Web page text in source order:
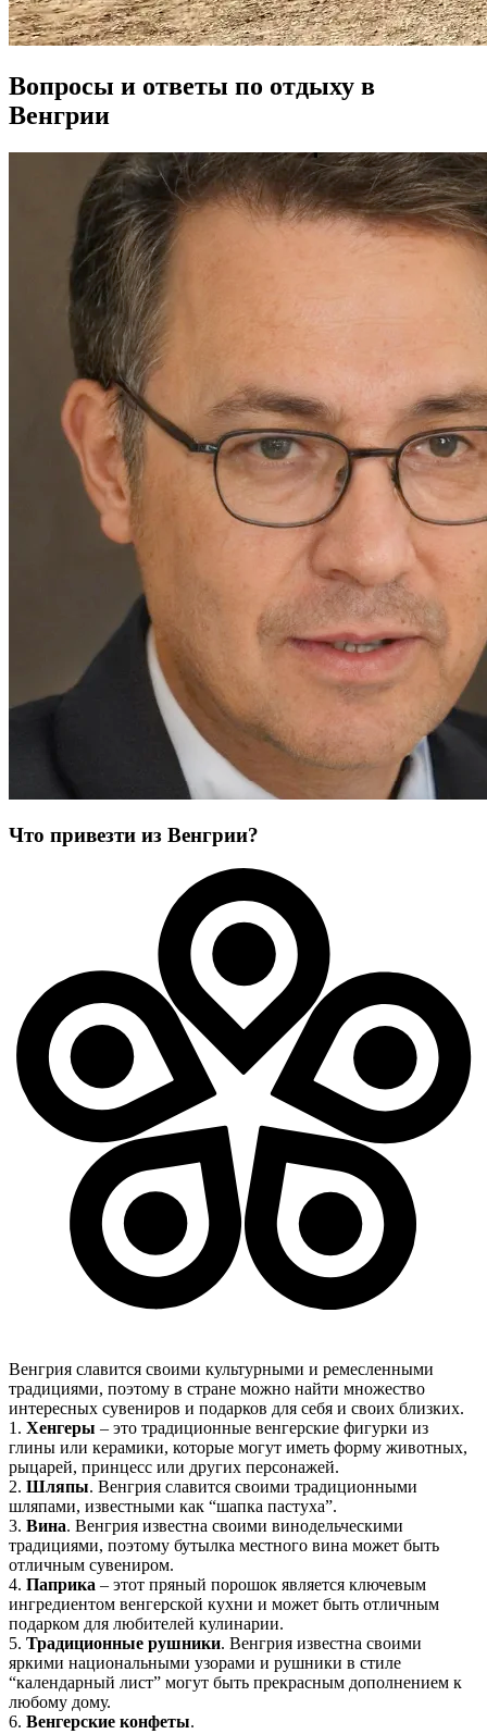
Вопросы и ответы по отдыху в
Венгрии
Что привезти из Венгрии?
Венгрия славится своими культурными и ремесленными
традициями, поэтому в стране можно найти множество
интересных сувениров и подарков для себя и своих близких.
1. Хенгеры – это традиционные венгерские фигурки из
глины или керамики, которые могут иметь форму животных,
рыцарей, принцесс или других персонажей.
2. Шляпы. Венгрия славится своими традиционными
шляпами, известными как “шапка пастуха”.
3. Вина. Венгрия известна своими винодельческими
традициями, поэтому бутылка местного вина может быть
отличным сувениром.
4. Паприка – этот пряный порошок является ключевым
ингредиентом венгерской кухни и может быть отличным
подарком для любителей кулинарии.
5. Традиционные рушники. Венгрия известна своими
яркими национальными узорами и рушники в стиле
“календарный лист” могут быть прекрасным дополнением к
любому дому.
6. Венгерские конфеты.